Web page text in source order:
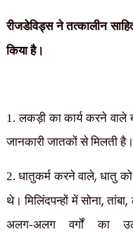
रीजडेविड्स ने तत्कालीन
किया है।
1. लकड़ी का कार्य करने वाले
जानकारी जातकों से मिलती है।
2. धातुकर्म करने वाले,धातु
थे। मिलिंदपन्हों में सोना,तांबा,
अलग-अलग वर्गों का